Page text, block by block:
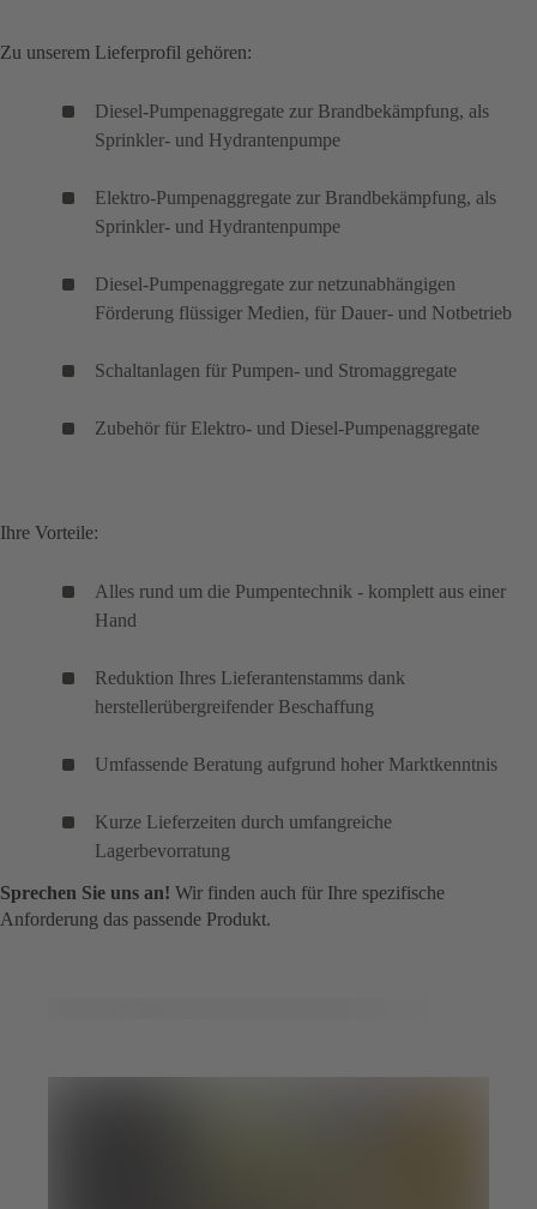
Zu unserem Lieferprofil gehören:
Diesel-Pumpenaggregate zur Brandbekämpfung, als
Sprinkler- und Hydrantenpumpe
Elektro-Pumpenaggregate zur Brandbekämpfung, als
Sprinkler- und Hydrantenpumpe
Diesel-Pumpenaggregate zur netzunabhängigen
Förderung flüssiger Medien, für Dauer- und Notbetrieb
Schaltanlagen für Pumpen- und Stromaggregate
Zubehör für Elektro- und Diesel-Pumpenaggregate
Ihre Vorteile:
Alles rund um die Pumpentechnik - komplett aus einer
Hand
Reduktion Ihres Lieferantenstamms dank
herstellerübergreifender Beschaffung
Umfassende Beratung aufgrund hoher Marktkenntnis
Kurze Lieferzeiten durch umfangreiche
Lagerbevorratung
Sprechen Sie uns an! Wir finden auch für Ihre spezifische
Anforderung das passende Produkt.